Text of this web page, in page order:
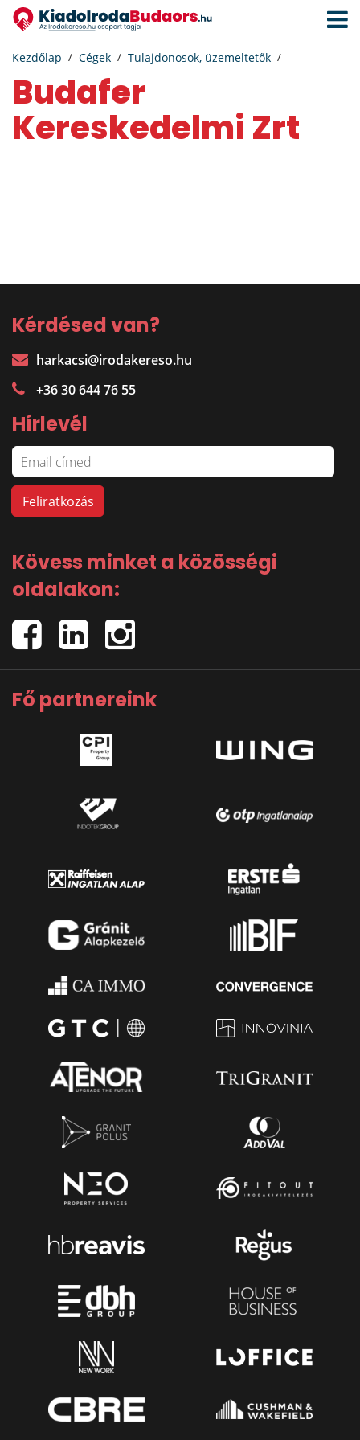
Kezdőlap Cégek Tulajdonosok, üzemeltetők
Budafer
Kereskedelmi Zrt
Kérdésed van?
harkacsi@irodakereso.hu
+36 30 644 76 55
Hírlevél
Kövess minket a közösségi
oldalakon:
Fő partnereink